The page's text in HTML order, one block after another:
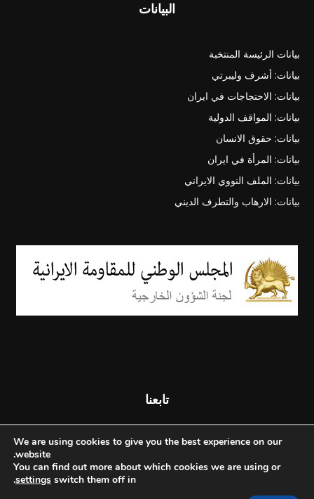
البيانات
بيانات الرئيسة المنتخبة
بيانات: أشرف وليبرتي
بيانات: الاحتجاجات في ايران
بيانات: المواقف الدولية
بيانات: حقوق الانسان
بيانات: المرأة في ايران
بيانات: الملف النووي الايراني
بيانات: الارهاب والتطرف الديني
تابعنا
We are using cookies to give you the best experience on our
website.
You can find out more about which cookies we are using or
switch them off in
settings
.